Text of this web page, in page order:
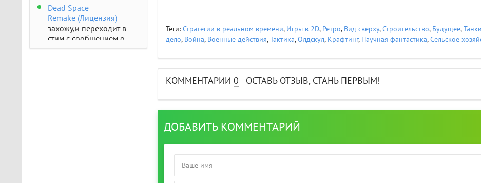
Теги: Стратегии в реальном времени, Игры в 2D, Ретро, Вид сверху,Строительство, Будущее,Танки
дело, Война, Военные действия,Тактика,Олдскул, Крафтинг, Научная фантастика,Сельское
КОММЕНТАРИИ 0 - ОСТАВЬ ОТЗЫВ, СТАНЬ ПЕРВЫМ!
ДОБАВИТЬ КОММЕНТАРИЙ
Dead Space
Remake (Лицензия)
захожу,и переходит в
стим с сообщением о
отсутствии..